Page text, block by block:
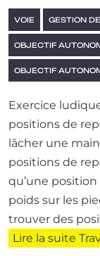
VOIE GESTION
OBJECTIF
OBJECTIF
Exercice
posi­tions de
lâcher une
positions de
qu’une
poids sur les
trou­ver des
Lire la suite